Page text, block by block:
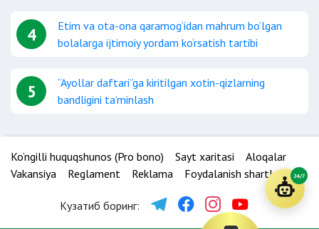
4
Etim va ota-ona qaramog‘idan mahrum bo‘lgan
bolalarga ijtimoiy yordam ko‘rsatish tartibi
5
“Ayollar daftari”ga kiritilgan xotin-qizlarning
bandligini ta’minlash
Ko‘ngilli huquqshunos (Pro bono) Sayt xaritasi
Aloqalar
Vakansiya
Reglament Reklama Foydalanish shartlari
Кузатиб боринг:
24/7